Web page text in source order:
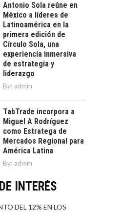
Antonio Sola reúne en
México a líderes de
Latinoamérica en la
primera edición de
Círculo Sola, una
experiencia inmersiva
de estrategia y
liderazgo
By: admin
TabTrade incorpora a
Miguel A Rodríguez
como Estratega de
Mercados Regional para
América Latina
By: admin
INTERÉS
DEL 12% EN LOS